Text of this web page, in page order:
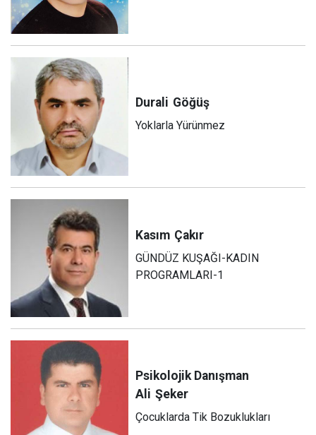
Durali Göğüş
Yoklarla Yürünmez
Kasım Çakır
GÜNDÜZ KUŞAĞI-KADIN
PROGRAMLARI-1
Psikolojik Danışman
Ali Şeker
Çocuklarda Tik Bozuklukları